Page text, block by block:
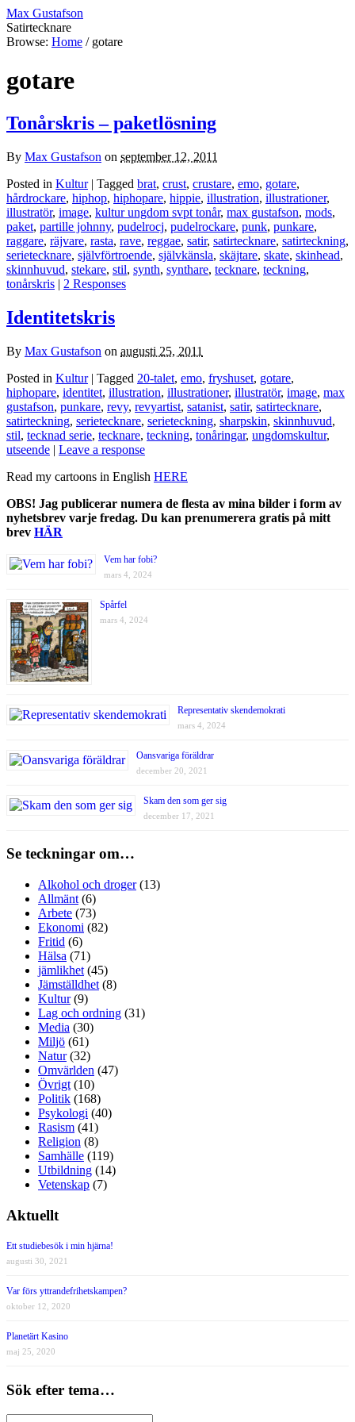
Max Gustafson
Satirtecknare
Browse: Home / gotare
gotare
Tonårskris – paketlösning
By Max Gustafson on september 12, 2011
Posted in Kultur | Tagged brat, crust, crustare, emo, gotare,
hårdrockare, hiphop, hiphopare, hippie, illustration, illustrationer,
illustratör, image, kultur ungdom svpt tonår, max gustafson, mods,
paket, partille johnny, pudelrocj, pudelrockare, punk, punkare,
raggare, räjvare, rasta, rave, reggae, satir, satirtecknare, satirteckning,
serietecknare, självförtroende, självkänsla, skäjtare, skate, skinhead,
skinnhuvud, stekare, stil, synth, synthare, tecknare, teckning,
tonårskris | 2 Responses
Identitetskris
By Max Gustafson on augusti 25, 2011
Posted in Kultur | Tagged 20-talet, emo, fryshuset, gotare,
hiphopare, identitet, illustration, illustrationer, illustratör, image, max
gustafson, punkare, revy, revyartist, satanist, satir, satirtecknare,
satirteckning, serietecknare, serieteckning, sharpskin, skinnhuvud,
stil, tecknad serie, tecknare, teckning, tonåringar, ungdomskultur,
utseende | Leave a response
Read my cartoons in English HERE
OBS! Jag publicerar numera de flesta av mina bilder i form av
nyhetsbrev varje fredag. Du kan prenumerera gratis på mitt
brev HÄR
Vem har fobi?
mars 4, 2024
Spårfel
mars 4, 2024
Representativ skendemokrati
mars 4, 2024
Oansvariga föräldrar
december 20, 2021
Skam den som ger sig
december 17, 2021
Se teckningar om…
Alkohol och droger(13)
Allmänt (6)
Arbete (73)
Ekonomi (82)
Fritid (6)
Hälsa (71)
jämlikhet (45)
Jämställdhet (8)
Kultur(9)
Lag och ordning (31)
Media (30)
Miljö (61)
Natur(32)
Omvärlden (47)
Övrigt (10)
Politik (168)
Psykologi (40)
Rasism (41)
Religion (8)
Samhälle (119)
Utbildning (14)
Vetenskap (7)
Aktuellt
Ett studiebesök i min hjärna!
augusti 30, 2021
Var förs yttrandefrihetskampen?
oktober 12, 2020
Planetärt Kasino
maj 25, 2020
Sök efter tema…